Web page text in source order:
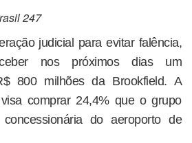
247
judicial para evitar falência,
nos próximos dias um
800 milhões da Brookfield. A
comprar 24,4% que o grupo
do aeroporto de